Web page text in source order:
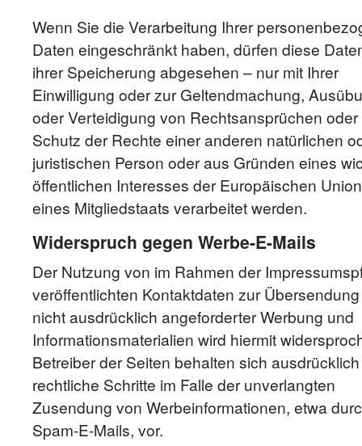
Wenn Sie die Verarbeitung Ihrer
Daten eingeschränkt haben, dürfen diese
ihrer Speicherung abgesehen – nur mit Ihrer
Einwilligung oder zur Geltendmachung,
oder Verteidigung von Rechtsansprüchen
Schutz der Rechte einer anderen natürlichen
juristischen Person oder aus Gründen eines
öffentlichen Interesses der Europäischen
eines Mitgliedstaats verarbeitet werden.
Widerspruch gegen Werbe-E-Mails
Der Nutzung von im Rahmen der
veröffentlichten Kontaktdaten zur
nicht ausdrücklich angeforderter Werbung und
Informationsmaterialien wird hiermit
Betreiber der Seiten behalten sich ausdrücklich
rechtliche Schritte im Falle der unverlangten
Zusendung von Werbeinformationen, etwa
Spam-E-Mails, vor.